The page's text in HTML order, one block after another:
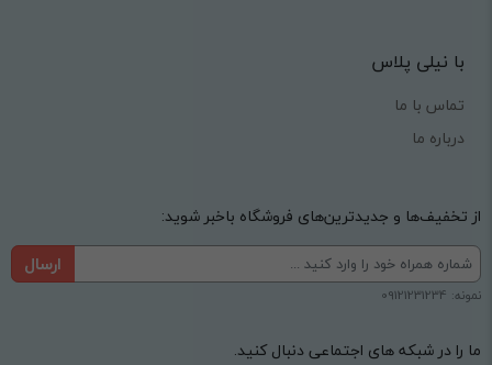
با نیلی پلاس
تماس با ما
درباره ما
از تخفیف‌ها و جدیدترین‌های فروشگاه باخبر شوید:
ارسال
نمونه: 09121231234
ما را در شبکه های اجتماعی دنبال کنید.